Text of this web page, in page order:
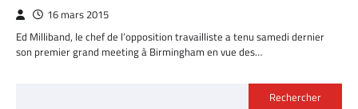
16 mars 2015
Ed Milliband, le chef de l’opposition travailliste a tenu samedi dernier
son premier grand meeting à Birmingham en vue des…
Rechercher